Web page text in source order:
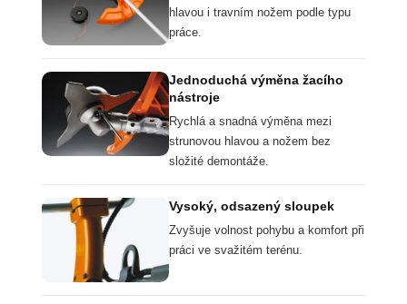
hlavou i travním nožem podle typu
práce.
Jednoduchá výměna žacího
nástroje
Rychlá a snadná výměna mezi
strunovou hlavou a nožem bez
složité demontáže.
Vysoký, odsazený sloupek
Zvyšuje volnost pohybu a komfort při
práci ve svažitém terénu.